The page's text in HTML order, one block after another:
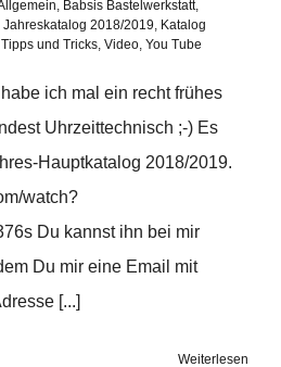
, Babsis Bastelwerkstatt,
Jahreskatalog 2018/2019, Katalog
Tipps und Tricks, Video, You Tube
ich mal ein recht frühes
Uhrzeittechnisch ;-) Es
Hauptkatalog 2018/2019.
watch?
Du kannst ihn bei mir
Du mir eine Email mit
[...]
Weiterlesen